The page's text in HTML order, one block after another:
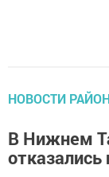
НОВОСТИ
В Нижнем